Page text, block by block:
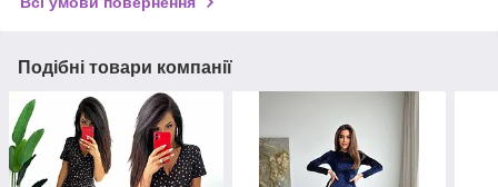
Подібні товари компанії